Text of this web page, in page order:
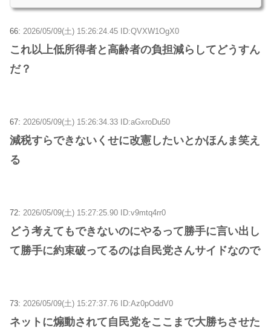
66: 2026/05/09(土) 15:26:24.45 ID:QVXW1OgX0
これ以上低所得者と高齢者の負担減らしてどうすん
だ？
67: 2026/05/09(土) 15:26:34.33 ID:aGxroDu50
減税すらできないくせに改憲したいとかほんま笑え
る
72: 2026/05/09(土) 15:27:25.90 ID:v9mtq4rr0
どう考えてもできないのにやるって勝手に言い出し
て勝手に約束破ってるのは自民党さんサイドなので
73: 2026/05/09(土) 15:27:37.76 ID:Az0pOddV0
ネットに煽動されて自民党をここまで大勝ちさせた